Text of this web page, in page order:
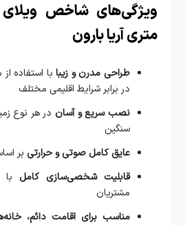
آریا بارون
طراحی مدرن و زیبابا استفاده از متریال
در برابر شرایط اقلیمی مختلف
نصب سریع و آساندر هر نوع زمین بدون
عایق کامل صوتی و حرارتیبر اساس
قابلیت شخصی‌سازی کاملبا توجه به
مناسب برای اقامت دائم، خانه‌های